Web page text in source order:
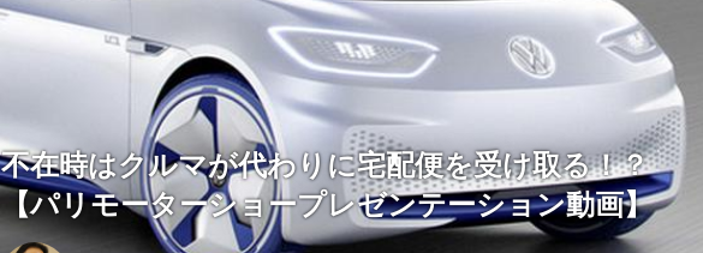
不在時はクルマが代わりに宅配便を受け取る！？
【パリモーターショープレゼンテーション動画】